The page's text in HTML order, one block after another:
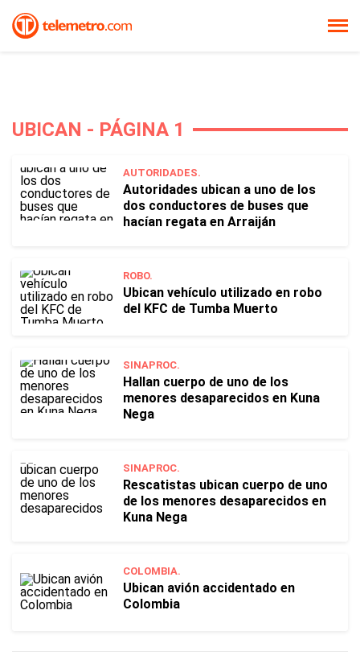
UBICAN - PÁGINA 1
AUTORIDADES.
Autoridades ubican a uno de los
dos conductores de buses que
hacían regata en Arraiján
ROBO.
Ubican vehículo utilizado en robo
del KFC de Tumba Muerto
SINAPROC.
Hallan cuerpo de uno de los
menores desaparecidos en Kuna
Nega
SINAPROC.
Rescatistas ubican cuerpo de uno
de los menores desaparecidos en
Kuna Nega
COLOMBIA.
Ubican avión accidentado en
Colombia